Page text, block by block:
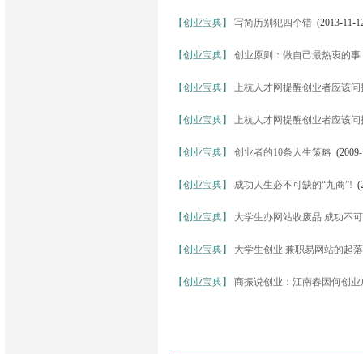
【创业宝典】 写简历别犯四个错(2013-11-
【创业宝典】 创业原则：做自己最热衷的事
【创业宝典】 上杭人才网提醒创业者应该
【创业宝典】 上杭人才网提醒创业者应该
【创业宝典】 创业者的10条人生策略(2009-
【创业宝典】 成功人生必不可缺的“九商”!
【创业宝典】 大学生办网站收废品 成功不
【创业宝典】 大学生创业:兼职易网站的起落
【创业宝典】 商振说创业：江南春因何创业